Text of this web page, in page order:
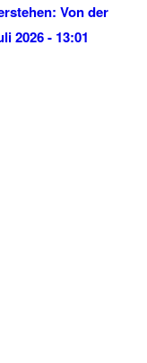
Von der
2026 - 13:01